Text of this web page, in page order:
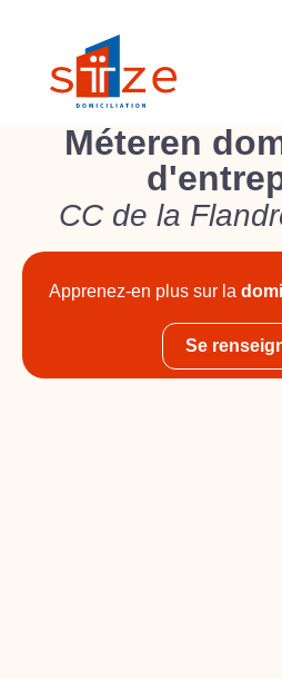
Méteren
CC de la
Apprenez-en plus sur la
Se